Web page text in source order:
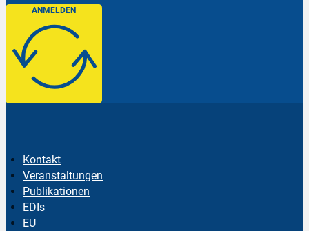
ANMELDEN
Kontakt
Veranstaltungen
Publikationen
EDIs
EU